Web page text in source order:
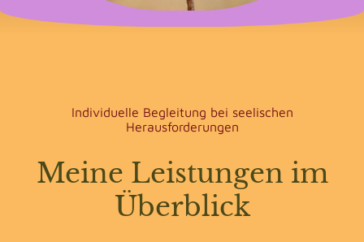
Individuelle Begleitung bei seelischen
Herausforderungen
Meine Leistungen im
Überblick